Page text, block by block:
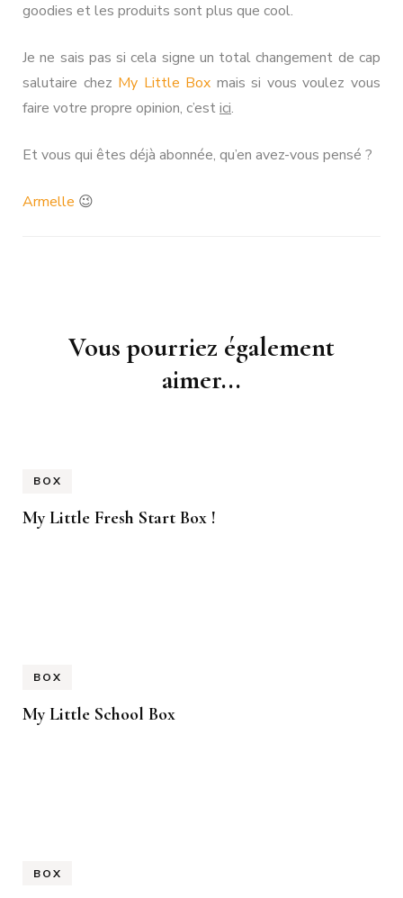
goodies et les produits sont plus que cool.
Je ne sais pas si cela signe un total changement de cap
salutaire chez My Little Box mais si vous voulez vous
faire votre propre opinion, c’estici.
Et vous qui êtes déjà abonnée, qu’en avez-vous pensé ?
Armelle 😉
Navigation
Vous pourriez également
aimer...
BOX
My Little Fresh Start Box !
BOX
My Little School Box
BOX